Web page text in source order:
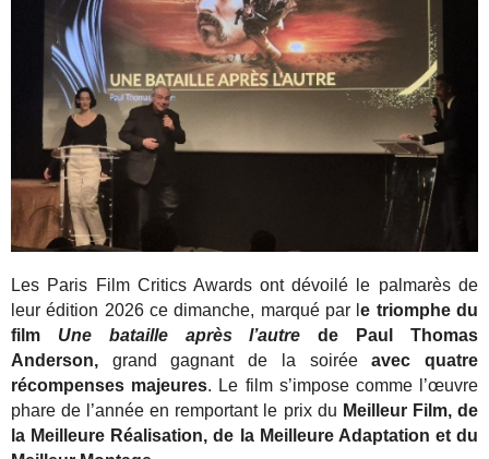
Les Paris Film Critics Awards ont dévoilé le palmarès de
leur édition 2026 ce dimanche, marqué par le triomphe du
film Une bataille après l’autre de Paul Thomas
Anderson, grand gagnant de la soiréeavec quatre
récompenses majeures. Le film s’impose comme l’œuvre
phare de l’année en remportant le prix du Meilleur Film, de
la Meilleure Réalisation, de la Meilleure Adaptation et du